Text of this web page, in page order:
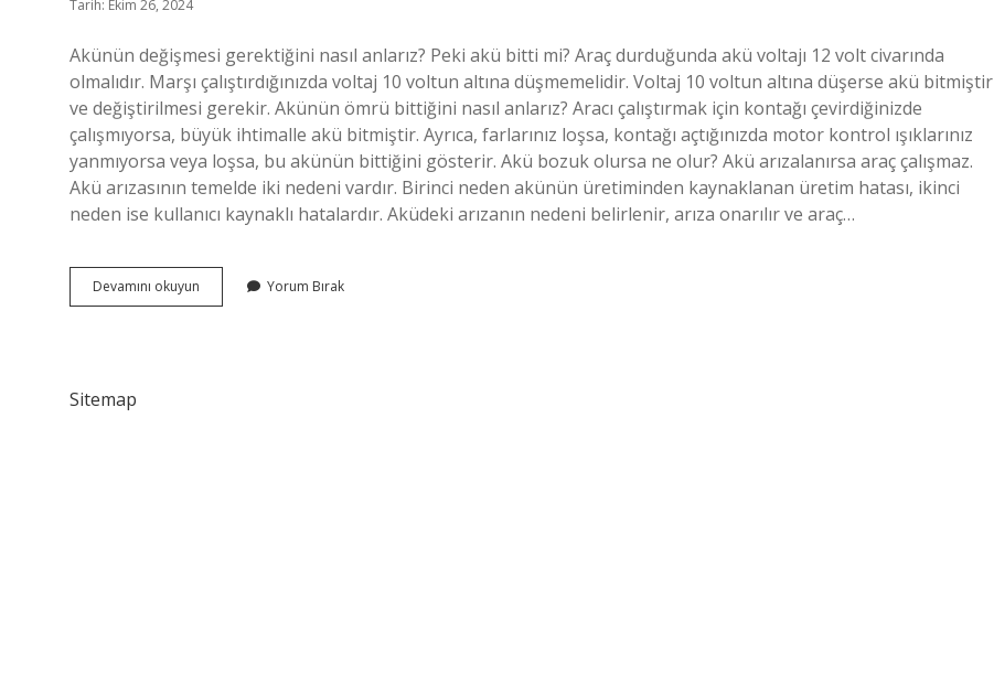
Tarih: Ekim 26, 2024
Akünün değişmesi gerektiğini nasıl anlarız? Peki akü bitti mi? Araç durduğunda akü voltajı 12 volt civarında
olmalıdır. Marşı çalıştırdığınızda voltaj 10 voltun altına düşmemelidir. Voltaj 10 voltun altına düşerse akü bitmiştir
ve değiştirilmesi gerekir. Akünün ömrü bittiğini nasıl anlarız? Aracı çalıştırmak için kontağı çevirdiğinizde
çalışmıyorsa, büyük ihtimalle akü bitmiştir. Ayrıca, farlarınız loşsa, kontağı açtığınızda motor kontrol ışıklarınız
yanmıyorsa veya loşsa, bu akünün bittiğini gösterir. Akü bozuk olursa ne olur? Akü arızalanırsa araç çalışmaz.
Akü arızasının temelde iki nedeni vardır. Birinci neden akünün üretiminden kaynaklanan üretim hatası, ikinci
neden ise kullanıcı kaynaklı hatalardır. Aküdeki arızanın nedeni belirlenir, arıza onarılır ve araç…
Devamını okuyun
Arızalı
Yorum Bırak
Sitemap